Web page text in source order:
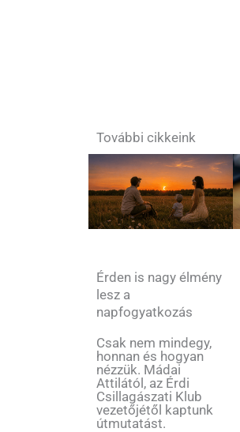
További cikkeink
Érden is nagy élmény
lesz a
napfogyatkozás
Csak nem mindegy,
honnan és hogyan
nézzük. Mádai
Attilától, az Érdi
Csillagászati Klub
vezetőjétől kaptunk
útmutatást.